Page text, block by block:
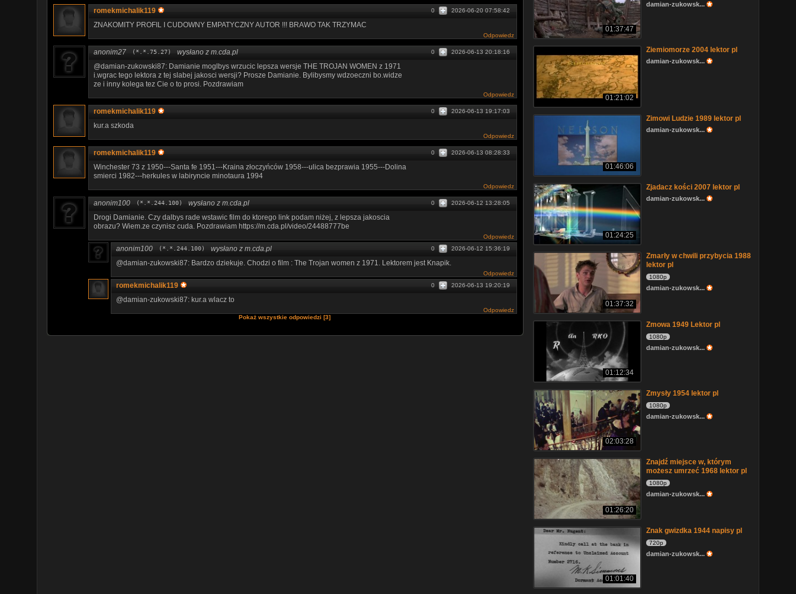
romekmichalik119 2026-06-20 07:58:42
0
ZNAKOMITY PROFIL I CUDOWNY EMPATYCZNY AUTOR !!! BRAWO TAK TRZYMAC
Odpowiedz
anonim27 (*.*.75.27) wysłano z m.cda.pl 2026-06-13 20:18:16
0
@damian-zukowski87: Damianie moglbys wrzucic lepsza wersje THE TROJAN WOMEN z 1971
i.wgrac tego lektora z tej slabej jakosci wersji? Prosze Damianie. Bylibysmy wdzoeczni bo.widze
ze i inny kolega tez Cie o to prosi. Pozdrawiam
Odpowiedz
romekmichalik119 2026-06-13 19:17:03
0
kur.a szkoda
Odpowiedz
romekmichalik119 2026-06-13 08:28:33
0
Winchester 73 z 1950---Santa fe 1951---Kraina złoczyńców 1958---ulica bezprawia 1955---Dolina
smierci 1982---herkules w labiryncie minotaura 1994
Odpowiedz
anonim100 (*.*.244.100) wysłano z m.cda.pl 2026-06-12 13:28:05
0
Drogi Damianie. Czy dalbys rade wstawic film do ktorego link podam niżej, z lepsza jakoscia
obrazu? Wiem.ze czynisz cuda. Pozdrawiam https://m.cda.pl/video/24488777be
Odpowiedz
anonim100 (*.*.244.100) wysłano z m.cda.pl 2026-06-12 15:36:19
0
@damian-zukowski87: Bardzo dziekuje. Chodzi o film : The Trojan women z 1971. Lektorem jest Knapik.
Odpowiedz
romekmichalik119 2026-06-13 19:20:19
0
@damian-zukowski87: kur.a wlacz to
Odpowiedz
Pokaż wszystkie odpowiedzi [3]
01:37:47
damian-zukowsk...
01:21:02
Ziemiomorze 2004 lektor pl
damian-zukowsk...
01:46:06
Zimowi Ludzie 1989 lektor pl
damian-zukowsk...
01:24:25
Zjadacz kości 2007 lektor pl
damian-zukowsk...
01:37:32
Zmarły w chwili przybycia 1988
lektor pl
1080p
damian-zukowsk...
01:12:34
Zmowa 1949 Lektor pl
1080p
damian-zukowsk...
02:03:28
Zmysły 1954 lektor pl
1080p
damian-zukowsk...
01:26:20
Znajdź miejsce w, którym
możesz umrzeć 1968 lektor pl
1080p
damian-zukowsk...
01:01:40
Znak gwizdka 1944 napisy pl
720p
damian-zukowsk...